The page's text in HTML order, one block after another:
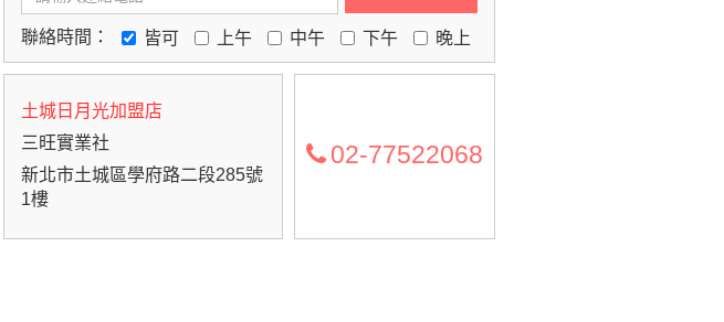
聯絡時間： 皆可 上午 中午 下午 晚上
土城日月光加盟店
三旺實業社
新北市土城區學府路二段285號
1樓
02-77522068